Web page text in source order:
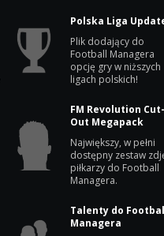
Polska Liga
Plik dodający do
Football Managera
opcję gry w niższych
ligach polskich!
FM Revolution
Out Megapack
Największy, w pełni
dostępny zestaw
piłkarzy do Football
Managera.
Talenty do
Managera